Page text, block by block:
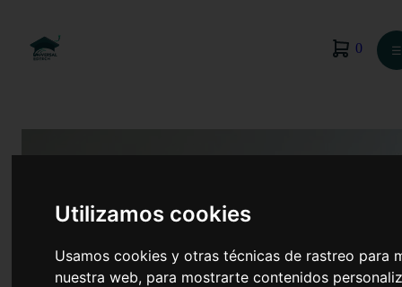
Utilizamos cookies
Usamos cookies y otras técnicas de rastreo para
nuestra web, para mostrarte contenidos
0 ☰